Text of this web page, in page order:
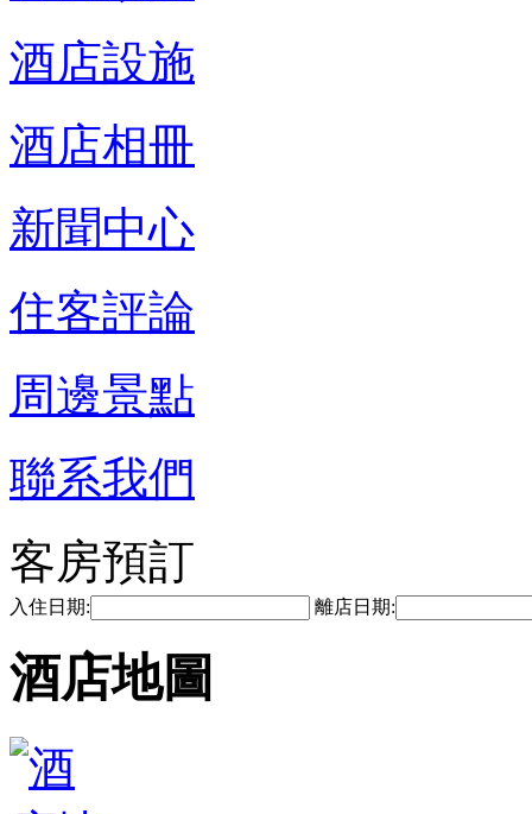
酒店設施
酒店相冊
新聞中心
住客評論
周邊景點
聯系我們
客房預訂
入住日期: 離店日期:
酒店地圖